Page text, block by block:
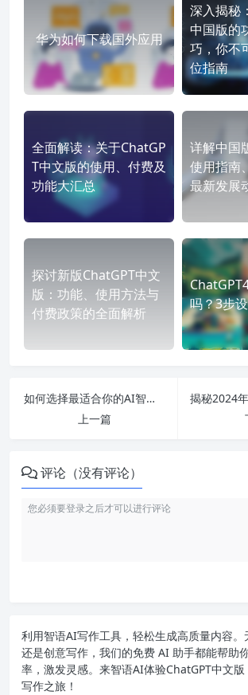
华为如何下载国外应用
深入揭秘
中国版的
巧，你不
位指南
全面解读：关于ChatGP
T中文版的使用、付费及
功能大汇总
详解中国
使用指南
最新发展
探讨新版ChatGPT中文
版：功能、使用方法与
付费政策的全面解析
吗？3步
如何选择最适合你的AI智能写作软件：免费、功能与实用性全解析
上一篇
评论（没有评论）
利用智语AI写作工具，轻松生成高质量内容
还是创意写作，我们的免费 AI 助手都能帮助
率，激发灵感。来智语AI体验ChatGPT中文版
写作之旅！